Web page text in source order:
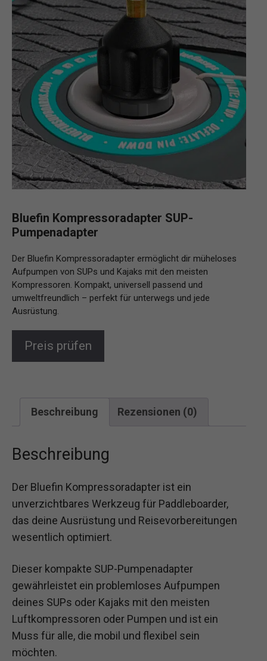
Bluefin Kompressoradapter SUP-
Pumpenadapter
Der Bluefin Kompressoradapter ermöglicht dir müheloses
Aufpumpen von SUPs und Kajaks mit den meisten
Kompressoren. Kompakt, universell passend und
umweltfreundlich – perfekt für unterwegs und jede
Ausrüstung.
Preis prüfen
Beschreibung Rezensionen (0)
Beschreibung
Der Bluefin Kompressoradapter ist ein
unverzichtbares Werkzeug für Paddleboarder,
das deine Ausrüstung und Reisevorbereitungen
wesentlich optimiert.
Dieser kompakte SUP-Pumpenadapter
gewährleistet ein problemloses Aufpumpen
deines SUPs oder Kajaks mit den meisten
Luftkompressoren oder Pumpen und ist ein
Muss für alle, die mobil und flexibel sein
möchten.